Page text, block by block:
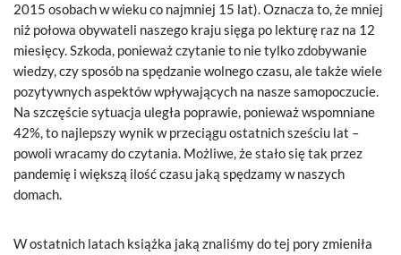
2015 osobach w wieku co najmniej 15 lat). Oznacza to, że mniej
niż połowa obywateli naszego kraju sięga po lekturę raz na 12
miesięcy. Szkoda, ponieważ czytanie to nie tylko zdobywanie
wiedzy, czy sposób na spędzanie wolnego czasu, ale także wiele
pozytywnych aspektów wpływających na nasze samopoczucie.
Na szczęście sytuacja uległa poprawie, ponieważ wspomniane
42%, to najlepszy wynik w przeciągu ostatnich sześciu lat –
powoli wracamy do czytania. Możliwe, że stało się tak przez
pandemię i większą ilość czasu jaką spędzamy w naszych
domach.
W ostatnich latach książka jaką znaliśmy do tej pory zmieniła